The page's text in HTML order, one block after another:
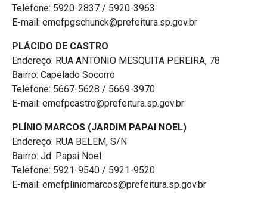
Telefone: 5920-2837 / 5920-3963
E-mail: emefpgschunck@prefeitura.sp.gov.br
PLÁCIDO DE CASTRO
Endereço: RUA ANTONIO MESQUITA PEREIRA, 78
Bairro: Capelado Socorro
Telefone: 5667-5628 / 5669-3970
E-mail: emefpcastro@prefeitura.sp.gov.br
PLÍNIO MARCOS (JARDIM PAPAI NOEL)
Endereço: RUA BELEM, S/N
Bairro: Jd. Papai Noel
Telefone: 5921-9540 / 5921-9520
E-mail: emefpliniomarcos@prefeitura.sp.gov.br